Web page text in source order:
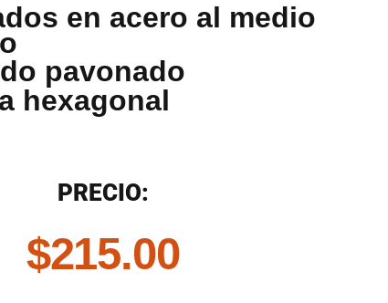
en acero al medio
pavonado
hexagonal
PRECIO:
$215.00